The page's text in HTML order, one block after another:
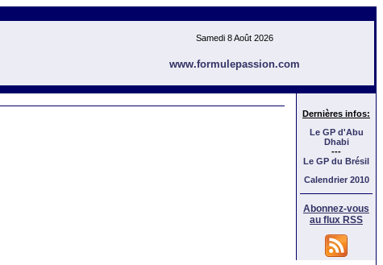
Samedi 8 Août 2026
www.formulepassion.com
Dernières infos:
Le GP d'Abu
Dhabi
---
Le GP du Brésil
Calendrier 2010
Abonnez-vous
au flux RSS